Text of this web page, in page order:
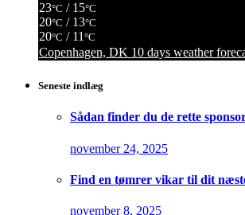
23°C / 15°C
20°C / 13°C
20°C / 11 °C
Copenhagen, DK 10 days weather
Seneste indlæg
Sådan finder du de rette
november 24, 2025
Find en tømrer vikar til dit
november 8, 2025